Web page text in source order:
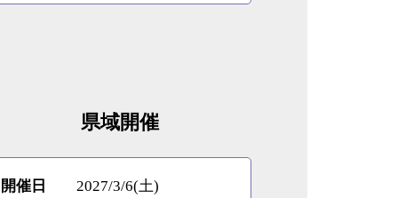
県域開催
開催日 2027/3/6(土)